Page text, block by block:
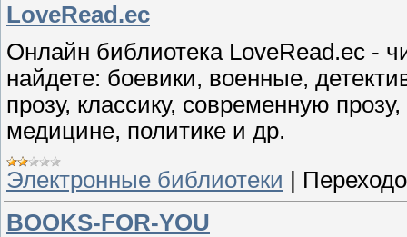
LoveRead.ec
Онлайн библиотека LoveRead.ec -
найдете: боевики, военные,
прозу, классику, современную
медицине, политике и др.
Электронные библиотеки
BOOKS-FOR-YOU